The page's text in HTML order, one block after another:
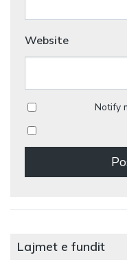
Website
Notify
Lajmet e fundit